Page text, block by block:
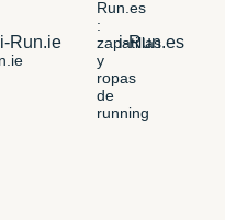
i-Run.ie i-Run.es